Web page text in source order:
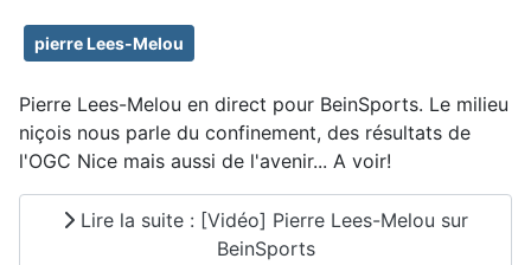
pierre Lees-Melou
Pierre Lees-Melou en direct pour BeinSports. Le milieu
niçois nous parle du confinement, des résultats de
l'OGC Nice mais aussi de l'avenir... A voir!
Lire la suite : [Vidéo] Pierre Lees-Melou sur
BeinSports